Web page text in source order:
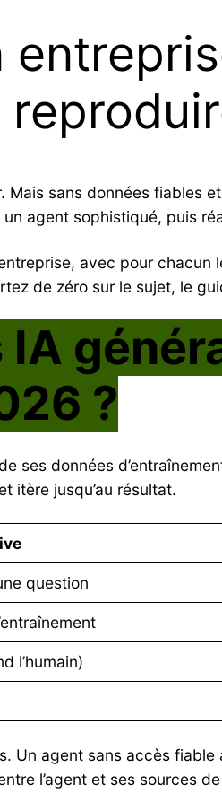
sans données fiables
agent sophistiqué, puis
avec pour
de zéro sur le sujet, le
?
ses données
itère jusqu’au résultat.
question
l’humain)
Un agent sans accès
l’agent et ses sources